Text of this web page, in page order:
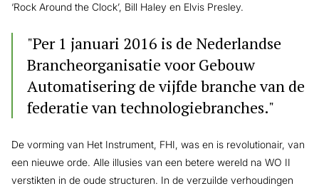
‘Rock Around the Clock’, Bill Haley en Elvis Presley.
"Per 1 januari 2016 is de Nederlandse
Brancheorganisatie voor Gebouw
Automatisering de vijfde branche van de
federatie van technologiebranches."
De vorming van Het Instrument, FHI, was en is revolutionair, van
een nieuwe orde. Alle illusies van een betere wereld na WO II
verstikten in de oude structuren. In de verzuilde verhoudingen